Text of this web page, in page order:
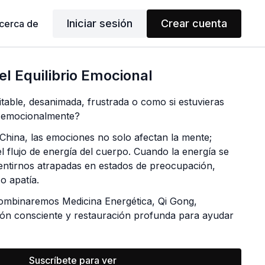
de Iniciar sesión Crear cuenta
Equilibrio Emocional
desanimada, frustrada o como si estuvieras
las emociones no solo afectan la mente;
flujo de energía del cuerpo. Cuando la energía se
atrapadas en estados de preocupación,
apatía.
Medicina Energética, Qi Gong,
consciente y restauración profunda para ayudar
energético, calmar el sistema nervioso y
Suscríbete para ver